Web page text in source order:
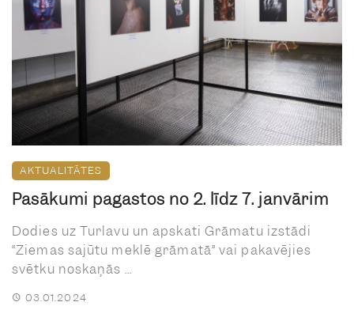
AKTUALITĀTES
Pasākumi pagastos no 2. līdz 7. janvārim
Dodies uz Turlavu un apskati Grāmatu izstādi
“Ziemas sajūtu meklē grāmatā” vai pakavējies
svētku noskaņās ...
03.01.2024